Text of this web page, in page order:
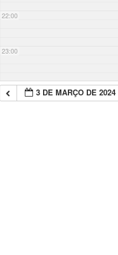
22:00
23:00
3 DE MARÇO DE 2024